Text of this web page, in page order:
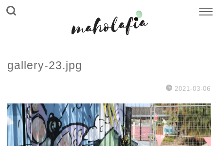
gallery-23.jpg
2021-03-06